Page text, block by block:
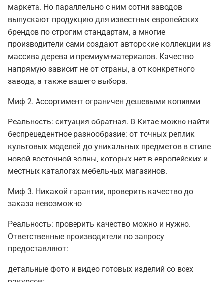
маркета. Но параллельно с ним сотни заводов
выпускают продукцию для известных европейских
брендов по строгим стандартам, а многие
производители сами создают авторские коллекции из
массива дерева и премиум-материалов. Качество
напрямую зависит не от страны, а от конкретного
завода, а также вашего выбора.
Миф 2. Ассортимент ограничен дешевыми копиями
Реальность: ситуация обратная. В Китае можно найти
беспрецедентное разнообразие: от точных реплик
культовых моделей до уникальных предметов в стиле
новой восточной волны, которых нет в европейских и
местных каталогах мебельных магазинов.
Миф 3. Никакой гарантии, проверить качество до
заказа невозможно
Реальность: проверить качество можно и нужно.
Ответственные производители по запросу
предоставляют:
детальные фото и видео готовых изделий со всех